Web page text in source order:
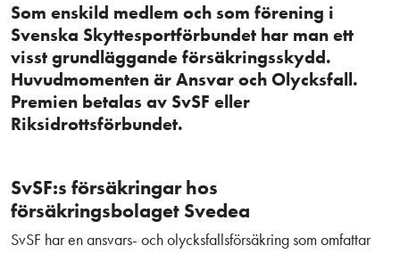
Som enskild medlem och som förening i
Svenska Skyttesportförbundet har man ett
visst grundläggande försäkringsskydd.
Huvudmomenten är Ansvar och Olycksfall.
Premien betalas av SvSF eller
Riksidrottsförbundet.
SvSF:s försäkringar hos
försäkringsbolaget Svedea
SvSF har en ansvars- och olycksfallsförsäkring som omfattar